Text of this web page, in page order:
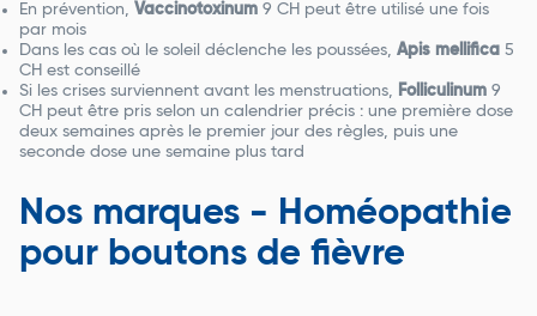
En prévention, Vaccinotoxinum 9 CH peut être utilisé une fois
par mois
Dans les cas où le soleil déclenche les poussées, Apis mellifica 5
CH est conseillé
Si les crises surviennent avant les menstruations, Folliculinum 9
CH peut être pris selon un calendrier précis : une première dose
deux semaines après le premier jour des règles, puis une
seconde dose une semaine plus tard
Nos marques - Homéopathie
pour boutons de fièvre